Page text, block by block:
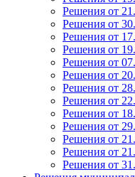
Решения от
Решения от
Решения от
Решения от
Решения от
Решения от
Решения от
Решения от
Решения от
Решения от
Решения от
Решения от
Решения от